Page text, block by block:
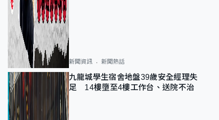
新聞資訊 新聞熱話
九龍城學生宿舍地盤39歲安全經理失
足 14樓墮至4樓工作台、送院不治